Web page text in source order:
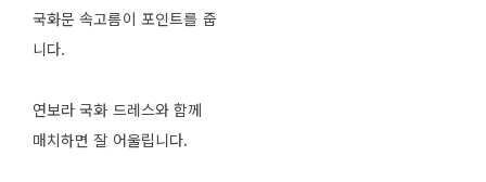
국화문 속고름이 포인트를 줍
니다.
연보라 국화 드레스와 함께
매치하면 잘 어울립니다.